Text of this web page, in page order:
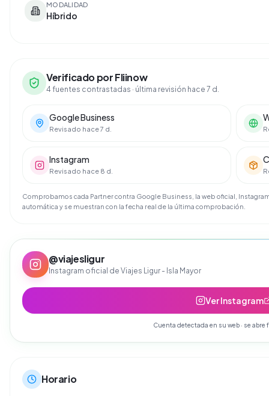
MODALIDAD
Híbrido
Verificado por Fliinow
4 fuentes contrastadas · última revisión hace 7 d.
Google Business
Revisado hace 7 d.
Instagram
Revisado hace 8 d.
Comprobamos cada Partner contra Google Business, la web oficial,
automática y se muestran con la fecha real de la última comprobación.
@viajesligur
Instagram oficial de Viajes Ligur - Isla Mayor
Ver Instagram
Cuenta detectada en su web · se abre
Horario